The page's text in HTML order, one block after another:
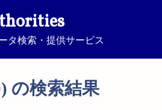
タ検索・提供サービス
の検索結果